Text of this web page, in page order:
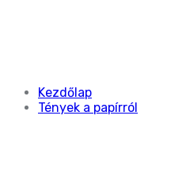
Kezdőlap
Tények a papírról